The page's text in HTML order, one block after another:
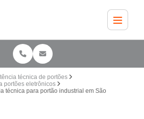
técnica de portões
portões eletrônicos
técnica para portão industrial em São